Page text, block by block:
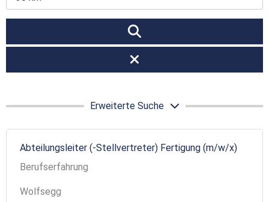
Erweiterte Suche
Abteilungsleiter (-Stellvertreter) Fertigung (m/w/x)
Berufserfahrung
Wolfsegg